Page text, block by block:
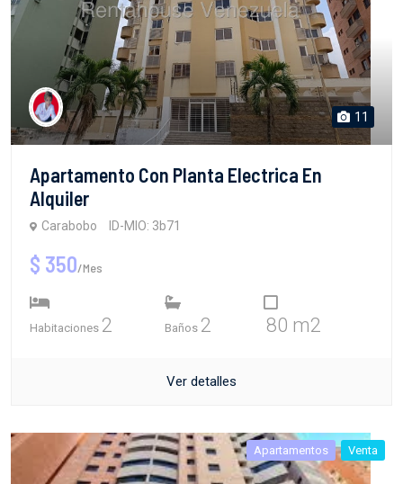
11
Apartamento Con Planta Electrica En
Alquiler
Carabobo ID-MIO: 3b71
$ 350/Mes
Habitaciones 2 Baños 2 80 m2
Ver detalles
Apartamentos Venta